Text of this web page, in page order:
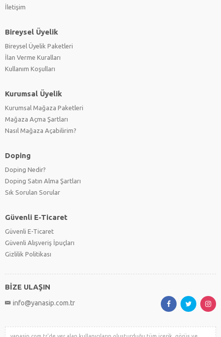
İletişim
Bireysel Üyelik
Bireysel Üyelik Paketleri
İlan Verme Kuralları
Kullanım Koşulları
Kurumsal Üyelik
Kurumsal Mağaza Paketleri
Mağaza Açma Şartları
Nasıl Mağaza Açabilirim?
Doping
Doping Nedir?
Doping Satın Alma Şartları
Sık Sorulan Sorular
Güvenli E-Ticaret
Güvenli E-Ticaret
Güvenli Alışveriş İpuçları
Gizlilik Politikası
BİZE ULAŞIN
info@yanasip.com.tr